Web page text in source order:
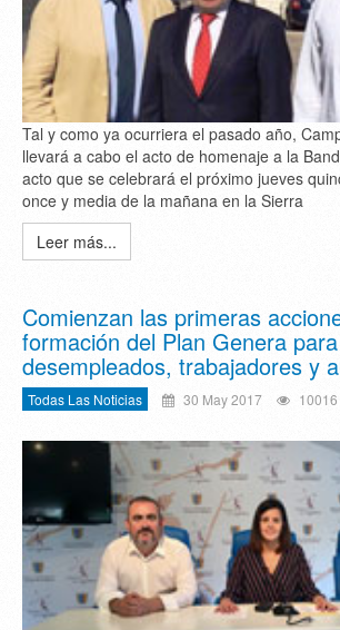
Tal y como ya ocurriera el pasado año,
llevará a cabo el acto de homenaje a la
acto que se celebrará el próximo jueves
once y media de la mañana en la Sierra
Leer más...
Comienzan las primeras
formación del Plan Genera para
desempleados, trabajadores y
Todas Las Noticias 30 May 2017 10016